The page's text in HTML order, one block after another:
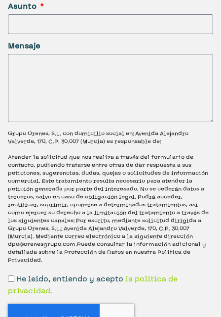
Asunto
Mensaje
Grupo Orenes, S.L. con domicilio social en: Avenida Alejandro
Valverde, 170, C.P. 30.007 (Murcia) es responsable de:
Atender la solicitud que nos realiza a través del formulario de
contacto, pudiendo tratarse entre otras de dar respuesta a sus
peticiones, sugerencias, dudas, quejas o solicitudes de información
comercial. Este tratamiento resulta necesario para atender la
petición generada por parte del interesado. No se cederán datos a
terceros, salvo en caso de obligación legal. Podrá acceder,
rectificar, suprimir, oponerse a determinados tratamientos, así
como ejercer su derecho a la limitación del tratamiento a través de
los siguientes canales: Por escrito, mediante solicitud dirigida a
Grupo Orenes, S.L.; Avenida Alejandro Valverde, 170, C.P. 30.007
(Murcia). Mediante correo electrónico a la siguiente dirección
dpo@orenesgrupo.com.Puede consultar la información adicional y
detallada sobre la Protección de Datos en nuestra Política de
Privacidad.
He leído, entiendo y acepto la política de
privacidad.